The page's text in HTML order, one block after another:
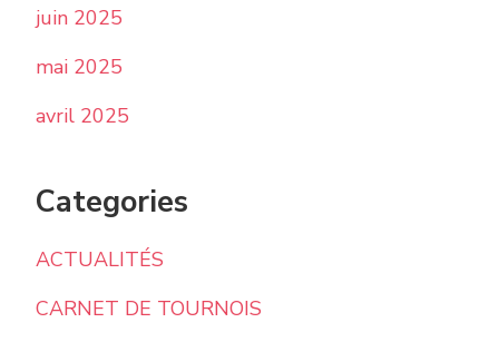
juin 2025
mai 2025
avril 2025
Categories
ACTUALITÉS
CARNET DE TOURNOIS